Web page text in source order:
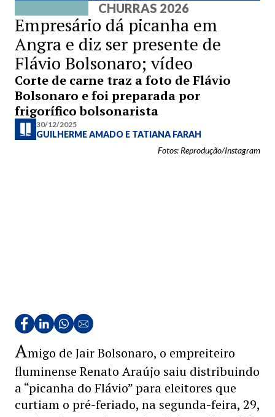
CHURRAS 2026
Empresário dá picanha em
Angra e diz ser presente de
Flávio Bolsonaro; vídeo
Corte de carne traz a foto de Flávio
Bolsonaro e foi preparada por
frigorífico bolsonarista
30/12/2025
GUILHERME AMADO E TATIANA FARAH
Fotos: Reprodução/Instagram
Amigo de Jair Bolsonaro, o empreiteiro
fluminense Renato Araújo saiu distribuindo
a “picanha do Flávio” para eleitores que
curtiam o pré-feriado, na segunda-feira, 29,